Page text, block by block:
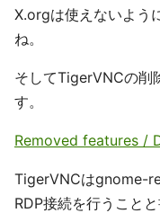
X.orgは使えないよう
ね。
そしてTigerVNCの削
す。
Removed features /
TigerVNCはgnome-
RDP接続を行うことと